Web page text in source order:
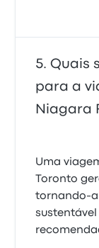
Quais
para a
Niagara
Uma
Toronto
tornando-a